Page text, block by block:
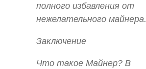
полного избавления от
нежелательного майнера.
Заключение
Что такое Майнер? В